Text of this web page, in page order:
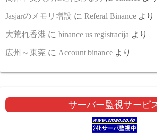
Jasjarのメモリ増設 に Referal Binance より
大荒れ香港 に binance us registracija より
広州～東莞 に Account binance より
サーバー監視サービ